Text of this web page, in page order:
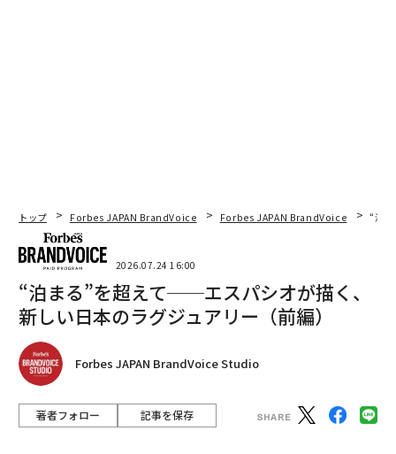
関連記事
管理職は「罰ゲーム」なのか 日本の会社員6割が「昇進を望まない」理由
HR担当者必見：福利厚生では解決しない従業員の意欲低下に効く20の戦略
スケールアップと顧客との信頼構築──起業家が語る実践的教訓
信頼危機の時代に企業が果たすべき6つの役割
トップ Forbes JAPAN BrandVoice Forbes JAPAN BrandVoice “泊
2026.07.24 16:00
“泊まる”を超えて──エスパシオが描く、
新しい日本のラグジュアリー（前編）
Forbes JAPAN BrandVoice Studio
著者フォロー 記事を保存